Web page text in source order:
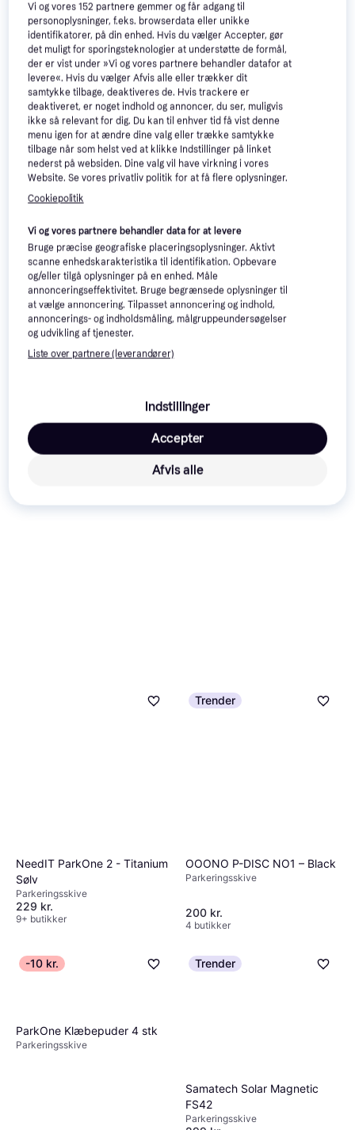
Park N Go Eco
Parkeringsskive
249 kr.
9+ butikker
Park Solar Deluxe Kit
Parkeringsskive
30 kr.
6 butikker
Park Solar Digital FS42
Parkeringsskive
279 kr.
NeedIT ParkOne 2 - Titanium
Sølv
Parkeringsskive
229 kr.
9+ butikker
Trender
OOONO P-DISC NO1 – Black
Parkeringsskive
200 kr.
4 butikker
-10 kr.
ParkOne Klæbepuder 4 stk
Parkeringsskive
Trender
Samatech Solar Magnetic
FS42
Parkeringsskive
Vi og vores152 partnere gemmer og får adgang til
personoplysninger, f.eks. browserdata eller unikke
identifikatorer, på din enhed. Hvis du vælger Accepter, gør
det muligt for sporingsteknologier at understøtte de formål,
der er vist under »Vi og vores partnere behandler datafor at
levere«. Hvis du vælger Afvis alle eller trækker dit
samtykke tilbage, deaktiveres de. Hvis trackere er
deaktiveret, er noget indhold og annoncer, du ser, muligvis
ikke så relevant for dig. Du kan til enhver tid få vist denne
menu igen for at ændre dine valg eller trække samtykke
tilbage når som helst ved at klikke Indstillinger på linket
nederst på websiden. Dine valg vil have virkning i vores
Website. Se vores privatliv politik for at få flere oplysninger.
Cookiepolitik
Vi og vores partnere behandler data for at levere
Bruge præcise geografiske placeringsoplysninger. Aktivt
scanne enhedskarakteristika til identifikation. Opbevare
og/eller tilgå oplysninger på en enhed. Måle
annonceringseffektivitet. Bruge begrænsede oplysninger til
at vælge annoncering. Tilpasset annoncering og indhold,
annoncerings- og indholdsmåling, målgruppeundersøgelser
og udvikling af tjenester.
Liste over partnere (leverandører)
Indstillinger
Afvis alle
Accepter